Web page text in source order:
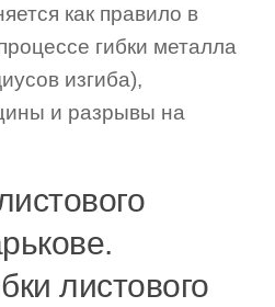
как правило в
гибки металла
изгиба),
и разрывы на
листового